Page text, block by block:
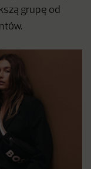
grupę od